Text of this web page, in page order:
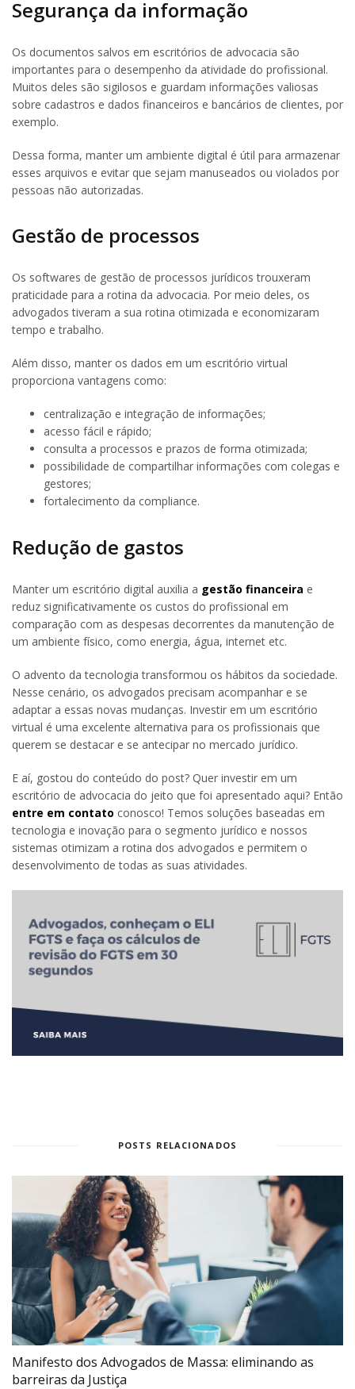
Segurança da informação
Os documentos salvos em escritórios de advocacia são
importantes para o desempenho da atividade do profissional.
Muitos deles são sigilosos e guardam informações valiosas
sobre cadastros e dados financeiros e bancários de clientes, por
exemplo.
Dessa forma, manter um ambiente digital é útil para armazenar
esses arquivos e evitar que sejam manuseados ou violados por
pessoas não autorizadas.
Gestão de processos
Os softwares de gestão de processos jurídicos trouxeram
praticidade para a rotina da advocacia. Por meio deles, os
advogados tiveram a sua rotina otimizada e economizaram
tempo e trabalho.
Além disso, manter os dados em um escritório virtual
proporciona vantagens como:
centralização e integração de informações;
acesso fácil e rápido;
consulta a processos e prazos de forma otimizada;
possibilidade de compartilhar informações com colegas e
gestores;
fortalecimento da compliance.
Redução de gastos
Manter um escritório digital auxilia a gestão financeira e
reduz significativamente os custos do profissional em
comparação com as despesas decorrentes da manutenção de
um ambiente físico, como energia, água, internet etc.
O advento da tecnologia transformou os hábitos da sociedade.
Nesse cenário, os advogados precisam acompanhar e se
adaptar a essas novas mudanças. Investir em um escritório
virtual é uma excelente alternativa para os profissionais que
querem se destacar e se antecipar no mercado jurídico.
E aí, gostou do conteúdo do post? Quer investir em um
escritório de advocacia do jeito que foi apresentado aqui? Então
entre em contato conosco! Temos soluções baseadas em
tecnologia e inovação para o segmento jurídico e nossos
sistemas otimizam a rotina dos advogados e permitem o
desenvolvimento de todas as suas atividades.
POSTS RELACIONADOS
Manifesto dos Advogados de Massa: eliminando as
barreiras da Justiça